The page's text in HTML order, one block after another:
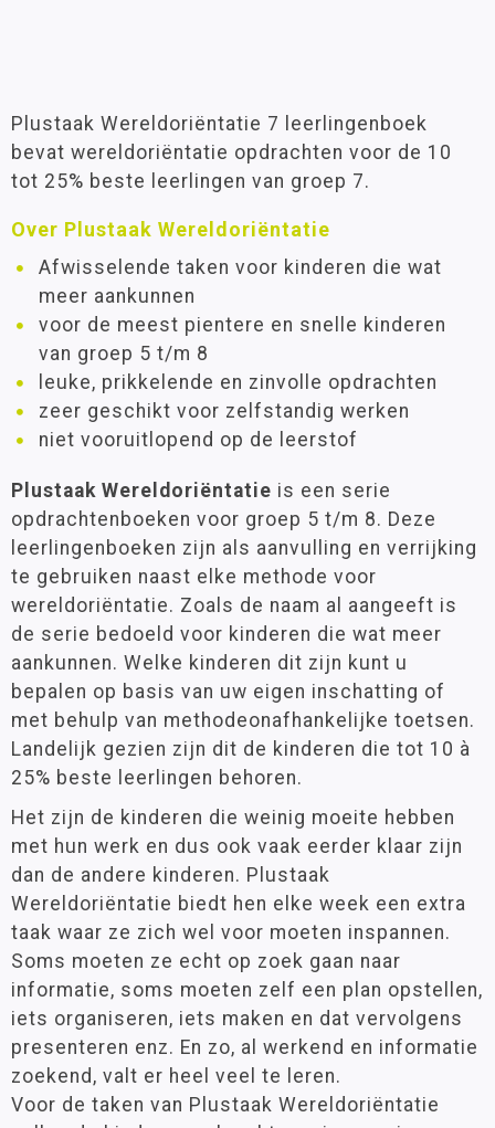
Plustaak Wereldoriëntatie 7 leerlingenboek
bevat wereldoriëntatie opdrachten voor de 10
tot 25% beste leerlingen van groep 7.
Over Plustaak Wereldoriëntatie
Afwisselende taken voor kinderen die wat
meer aankunnen
voor de meest pientere en snelle kinderen
van groep 5 t/m 8
leuke, prikkelende en zinvolle opdrachten
zeer geschikt voor zelfstandig werken
niet vooruitlopend op de leerstof
Plustaak Wereldoriëntatie is een serie
opdrachtenboeken voor groep 5 t/m 8. Deze
leerlingenboeken zijn als aanvulling en verrijking
te gebruiken naast elke methode voor
wereldoriëntatie. Zoals de naam al aangeeft is
de serie bedoeld voor kinderen die wat meer
aankunnen. Welke kinderen dit zijn kunt u
bepalen op basis van uw eigen inschatting of
met behulp van methodeonafhankelijke toetsen.
Landelijk gezien zijn dit de kinderen die tot 10 à
25% beste leerlingen behoren.
Het zijn de kinderen die weinig moeite hebben
met hun werk en dus ook vaak eerder klaar zijn
dan de andere kinderen. Plustaak
Wereldoriëntatie biedt hen elke week een extra
taak waar ze zich wel voor moeten inspannen.
Soms moeten ze echt op zoek gaan naar
informatie, soms moeten zelf een plan opstellen,
iets organiseren, iets maken en dat vervolgens
presenteren enz. En zo, al werkend en informatie
zoekend, valt er heel veel te leren.
Voor de taken van Plustaak Wereldoriëntatie